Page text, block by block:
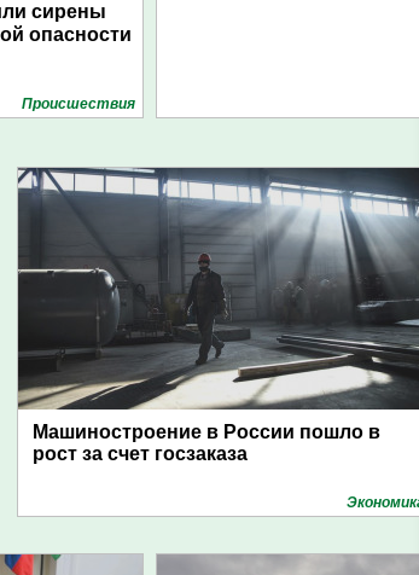
сирены
опасности
Проиcшествия
Машиностроение в России пошло в
рост за счет госзаказа